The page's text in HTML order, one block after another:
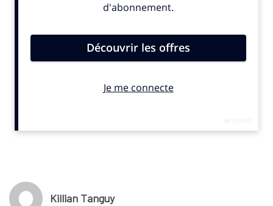
© SportBusiness.Club Mai 2025
Killian Tanguy